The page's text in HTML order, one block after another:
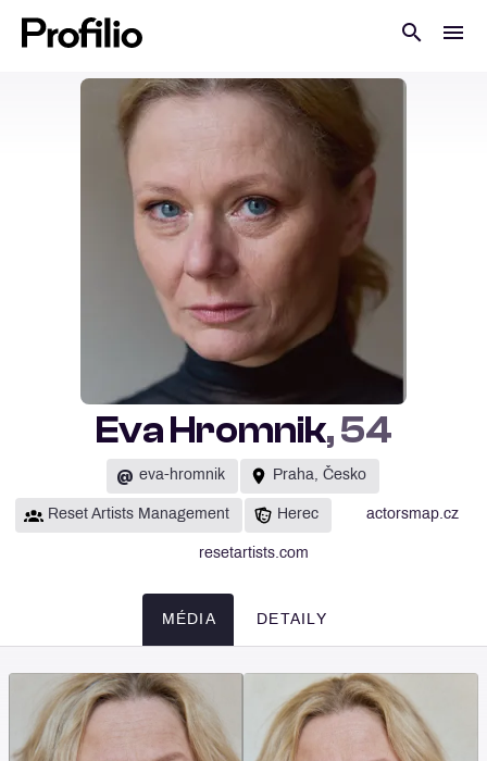
Eva Hromnik, 54
@ eva-hromnik Praha, Česko
Reset Artists Management Herec actorsmap.cz
resetartists.com
MÉDIA DETAILY
Média